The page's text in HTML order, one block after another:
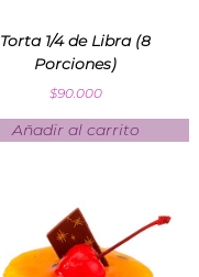
Torta 1/4 de Libra (8
Porciones)
$90.000
Añadir al carrito